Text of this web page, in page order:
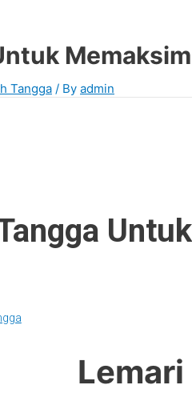
Tangga / By admin